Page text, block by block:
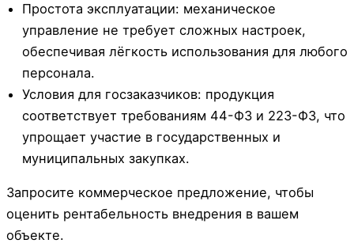
Простота эксплуатации: механическое
управление не требует сложных настроек,
обеспечивая лёгкость использования для любого
персонала.
Условия для госзаказчиков: продукция
соответствует требованиям 44-ФЗ и 223-ФЗ, что
упрощает участие в государственных и
муниципальных закупках.
Запросите коммерческое предложение, чтобы
оценить рентабельность внедрения в вашем
объекте.